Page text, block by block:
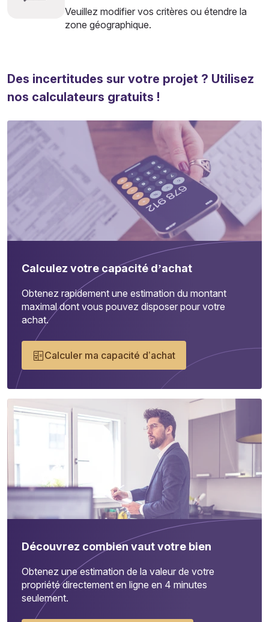
Veuillez modifier vos critères ou étendre la
zone géographique.
Des incertitudes sur votre projet ? Utilisez
nos calculateurs gratuits !
Calculez votre capacité d’achat
Obtenez rapidement une estimation du montant
maximal dont vous pouvez disposer pour votre
achat.
Calculer ma capacité d’achat
Découvrez combien vaut votre bien
Obtenez une estimation de la valeur de votre
propriété directement en ligne en 4 minutes
seulement.